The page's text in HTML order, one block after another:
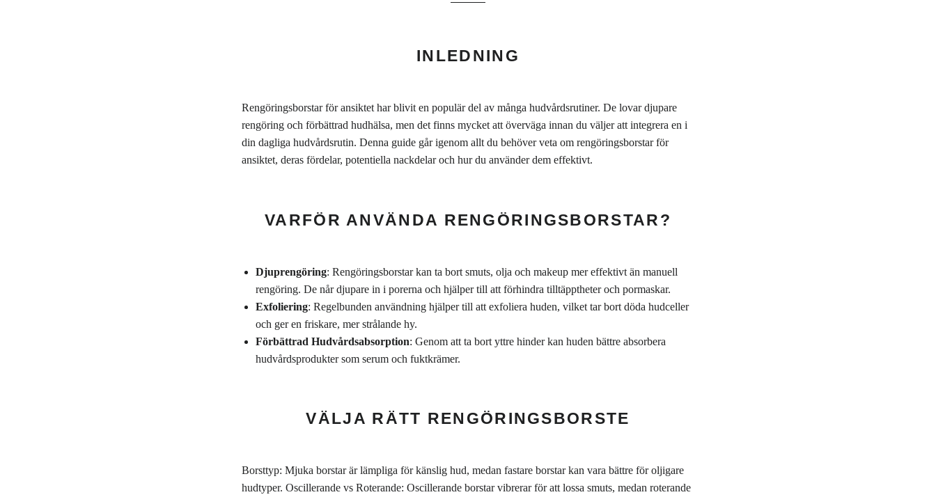
INLEDNING
Rengöringsborstar för ansiktet har blivit en populär del av många hudvårdsrutiner. De lovar djupare
rengöring och förbättrad hudhälsa, men det finns mycket att överväga innan du väljer att integrera en i
din dagliga hudvårdsrutin. Denna guide går igenom allt du behöver veta om rengöringsborstar för
ansiktet, deras fördelar, potentiella nackdelar och hur du använder dem effektivt.
VARFÖR ANVÄNDA RENGÖRINGSBORSTAR?
Djuprengöring: Rengöringsborstar kan ta bort smuts, olja och makeup mer effektivt än manuell
rengöring. De når djupare in i porerna och hjälper till att förhindra tilltäpptheter och pormaskar.
Exfoliering: Regelbunden användning hjälper till att exfoliera huden, vilket tar bort döda hudceller
och ger en friskare, mer strålande hy.
Förbättrad Hudvårdsabsorption: Genom att ta bort yttre hinder kan huden bättre absorbera
hudvårdsprodukter som serum och fuktkrämer.
VÄLJA RÄTT RENGÖRINGSBORSTE
Borsttyp: Mjuka borstar är lämpliga för känslig hud, medan fastare borstar kan vara bättre för oljigare
hudtyper. Oscillerande vs Roterande: Oscillerande borstar vibrerar för att lossa smuts, medan roterande